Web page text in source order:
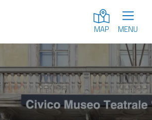
MAP MENU